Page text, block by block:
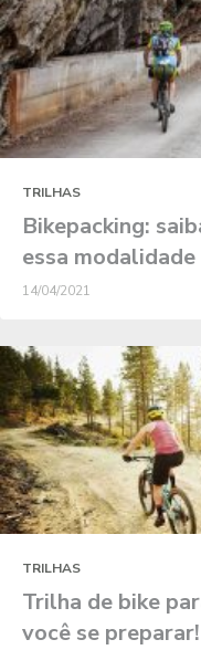
TRILHAS
Bikepacking:
essa modalidade
14/04/2021
TRILHAS
Trilha de bike
você se preparar!